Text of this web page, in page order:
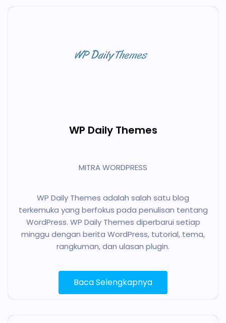
WP Daily Themes
MITRA WORDPRESS
WP Daily Themes adalah salah satu blog
terkemuka yang berfokus pada penulisan tentang
WordPress. WP Daily Themes diperbarui setiap
minggu dengan berita WordPress, tutorial, tema,
rangkuman, dan ulasan plugin.
Baca Selengkapnya